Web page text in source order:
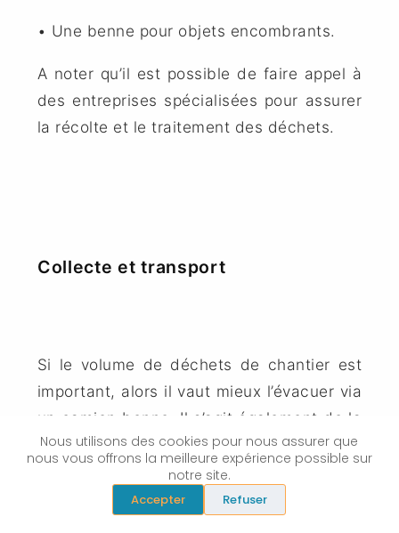
Nous utilisons des cookies pour nous assurer que
nous vous offrons la meilleure expérience possible sur
notre site.
Accepter Refuser
• Une benne pour objets encombrants.
A noter qu’il est possible de faire appel à
des entreprises spécialisées pour assurer
la récolte et le traitement des déchets.
Collecte et transport
Si le volume de déchets de chantier est
important, alors il vaut mieux l’évacuer via
un camion benne. Il s’agit également de la
méthode la plus rapide.